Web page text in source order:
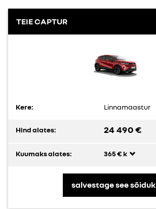
TEIE CAPTUR
Kere: Linnamaastur
Hind alates: 24 490 €
Kuumaks alates: 365 € k
salvestage see sõiduk